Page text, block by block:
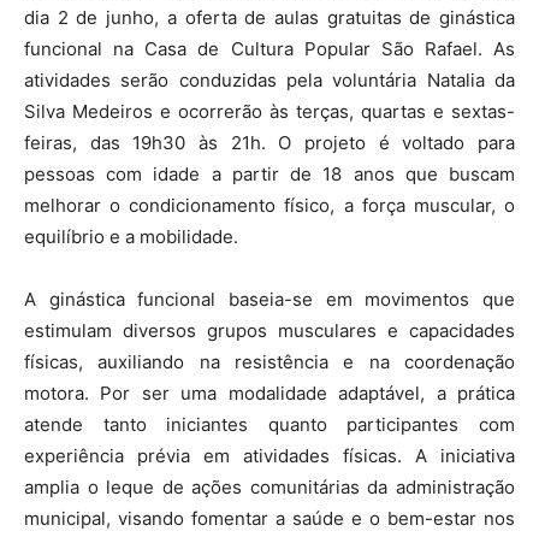
dia 2 de junho, a oferta de aulas gratuitas de ginástica
funcional na Casa de Cultura Popular São Rafael. As
atividades serão conduzidas pela voluntária Natalia da
Silva Medeiros e ocorrerão às terças, quartas e sextas-
feiras, das 19h30 às 21h. O projeto é voltado para
pessoas com idade a partir de 18 anos que buscam
melhorar o condicionamento físico, a força muscular, o
equilíbrio e a mobilidade.
A ginástica funcional baseia-se em movimentos que
estimulam diversos grupos musculares e capacidades
físicas, auxiliando na resistência e na coordenação
motora. Por ser uma modalidade adaptável, a prática
atende tanto iniciantes quanto participantes com
experiência prévia em atividades físicas. A iniciativa
amplia o leque de ações comunitárias da administração
municipal, visando fomentar a saúde e o bem-estar nos